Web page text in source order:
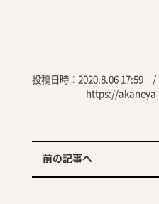
投稿日時：2020.8.06 17:59 /
https://
前の記事へ